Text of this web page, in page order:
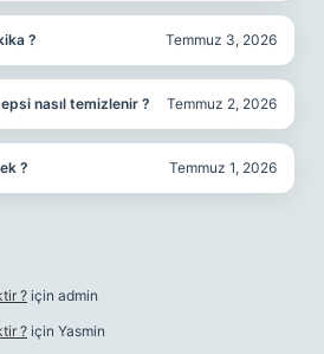
? Temmuz 3, 2026
nasıl temizlenir ? Temmuz 2, 2026
? Temmuz 1, 2026
? için admin
? için Yasmin